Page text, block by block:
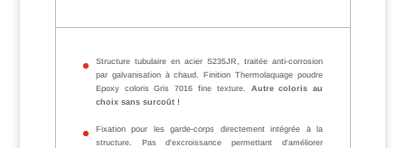
Structure tubulaire en acier S235JR, traitée anti-corrosion
par galvanisation à chaud. Finition Thermolaquage poudre
Epoxy coloris Gris 7016 fine texture. Autre coloris au
choix sans surcoût !
Fixation pour les garde-corps directement intégrée à la
structure. Pas d'excroissance permettant d'améliorer